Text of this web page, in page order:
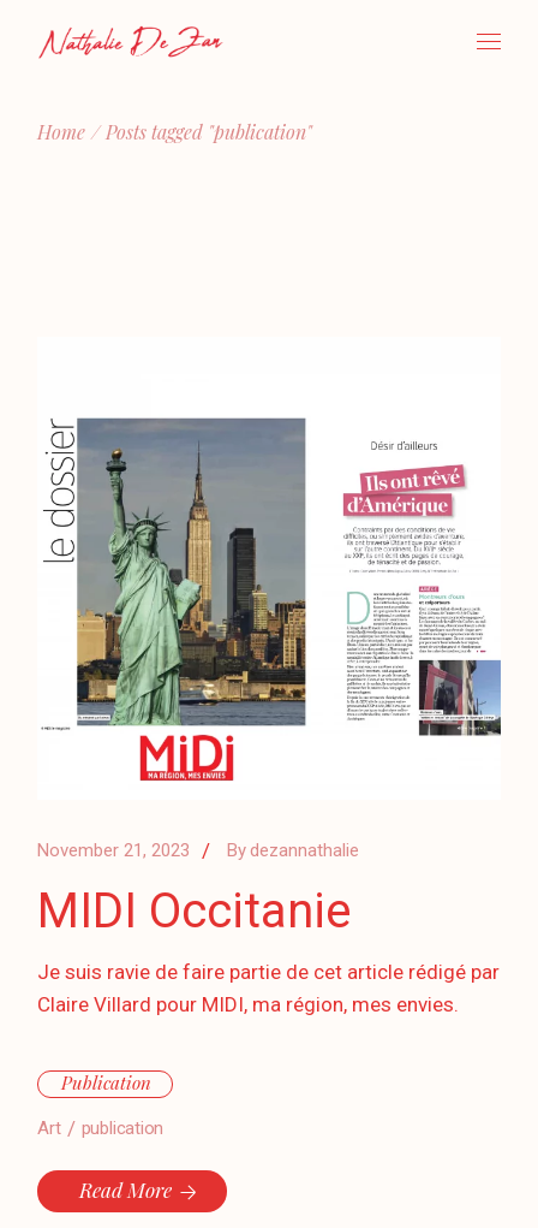
Home Posts tagged "publication"
November 21, 2023 Bydezannathalie
MIDI Occitanie
Je suis ravie de faire partie de cet article rédigé par
Claire Villard pour MIDI, ma région, mes envies.
Publication
Art publication
Read More